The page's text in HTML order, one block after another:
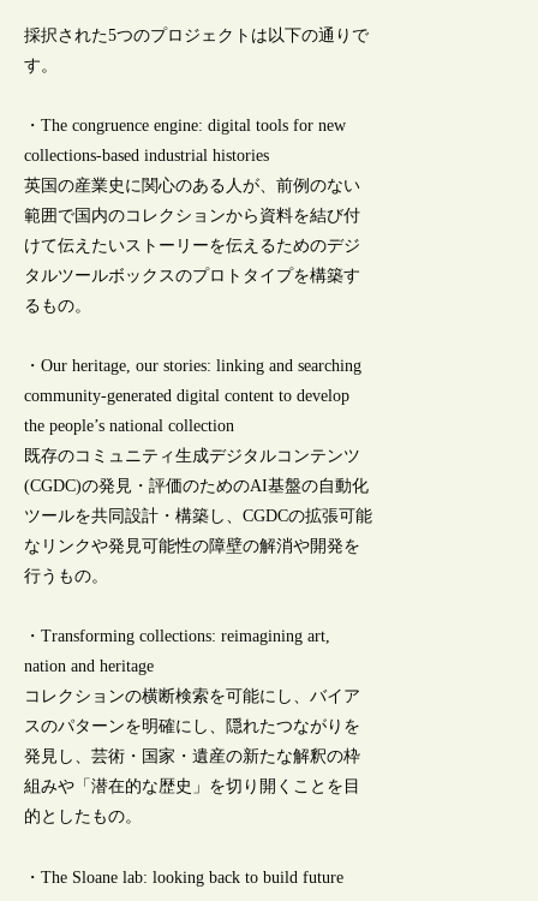
採択された5つのプロジェクトは以下の通りで
す。
・The congruence engine: digital tools for new
collections-based industrial histories
英国の産業史に関心のある人が、前例のない
範囲で国内のコレクションから資料を結び付
けて伝えたいストーリーを伝えるためのデジ
タルツールボックスのプロトタイプを構築す
るもの。
・Our heritage, our stories: linking and searching
community-generated digital content to develop
the people’s national collection
既存のコミュニティ生成デジタルコンテンツ
(CGDC)の発見・評価のためのAI基盤の自動化
ツールを共同設計・構築し、CGDCの拡張可能
なリンクや発見可能性の障壁の解消や開発を
行うもの。
・Transforming collections: reimagining art,
nation and heritage
コレクションの横断検索を可能にし、バイア
スのパターンを明確にし、隠れたつながりを
発見し、芸術・国家・遺産の新たな解釈の枠
組みや「潜在的な歴史」を切り開くことを目
的としたもの。
・The Sloane lab: looking back to build future